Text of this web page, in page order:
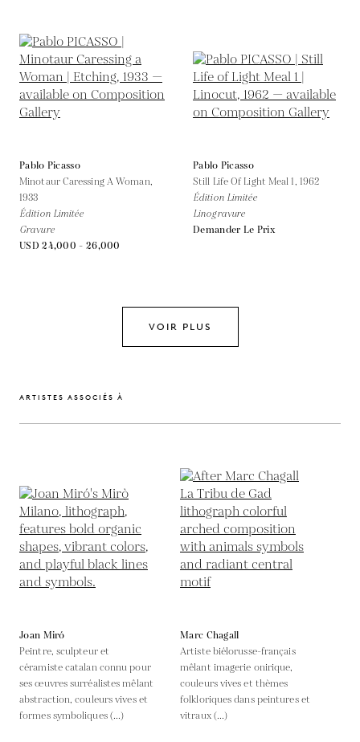
Pablo Picasso
Minotaur Caressing A Woman,
1933
Édition Limitée
Gravure
USD 24,000 - 26,000
Pablo Picasso
Still Life Of Light Meal 1, 1962
Édition Limitée
Linogravure
Demander Le Prix
VOIR PLUS
ARTISTES ASSOCIÉS À
Joan Miró
Peintre, sculpteur et
céramiste catalan connu pour
ses œuvres surréalistes mêlant
abstraction, couleurs vives et
formes symboliques (...)
Marc Chagall
Artiste biélorusse-français
mêlant imagerie onirique,
couleurs vives et thèmes
folkloriques dans peintures et
vitraux (...)